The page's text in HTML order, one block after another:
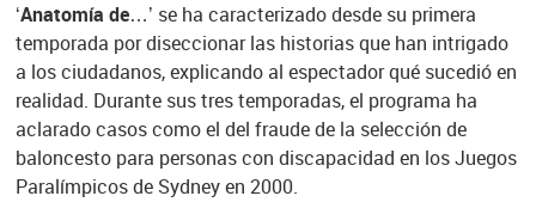
‘Anatomía de…’ se ha caracterizado desde su primera
temporada por diseccionar las historias que han intrigado
a los ciudadanos, explicando al espectador qué sucedió en
realidad. Durante sus tres temporadas, el programa ha
aclarado casos como el del fraude de la selección de
baloncesto para personas con discapacidad en los Juegos
Paralímpicos de Sydney en 2000.